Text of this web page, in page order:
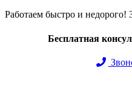
Работаем быстро и недорого!
Бесплатная